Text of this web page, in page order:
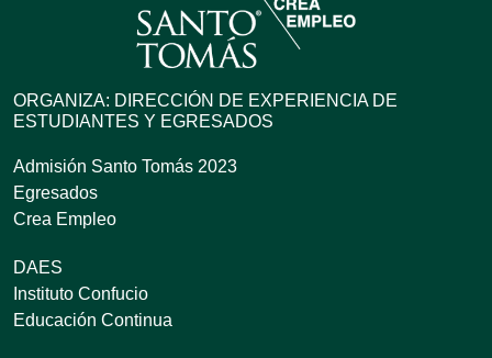
ORGANIZA: DIRECCIÓN DE EXPERIENCIA DE
ESTUDIANTES Y EGRESADOS
Admisión Santo Tomás 2023
Egresados
Crea Empleo
DAES
Instituto Confucio
Educación Continua